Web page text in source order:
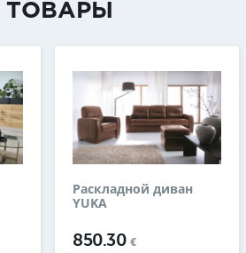
Раскладной диван
YUKA
850.30€